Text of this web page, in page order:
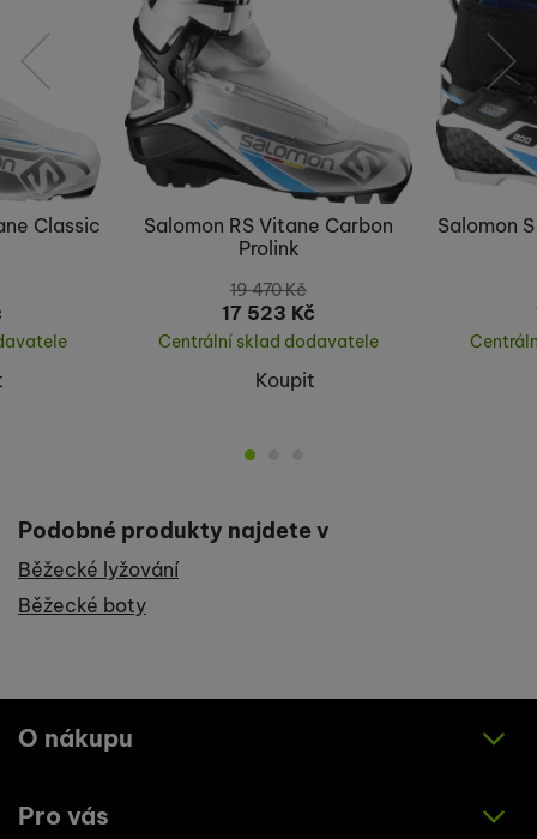
následující
Salomon RS Vitane Carbon
Prolink
19 470Kč
17 523 Kč
Centrální sklad dodavatele
Koupit
Salomon
Classic
Podobné produkty najdete v
Běžecké lyžování
Běžecké boty
O nákupu
Jak nakupovat
Pro vás